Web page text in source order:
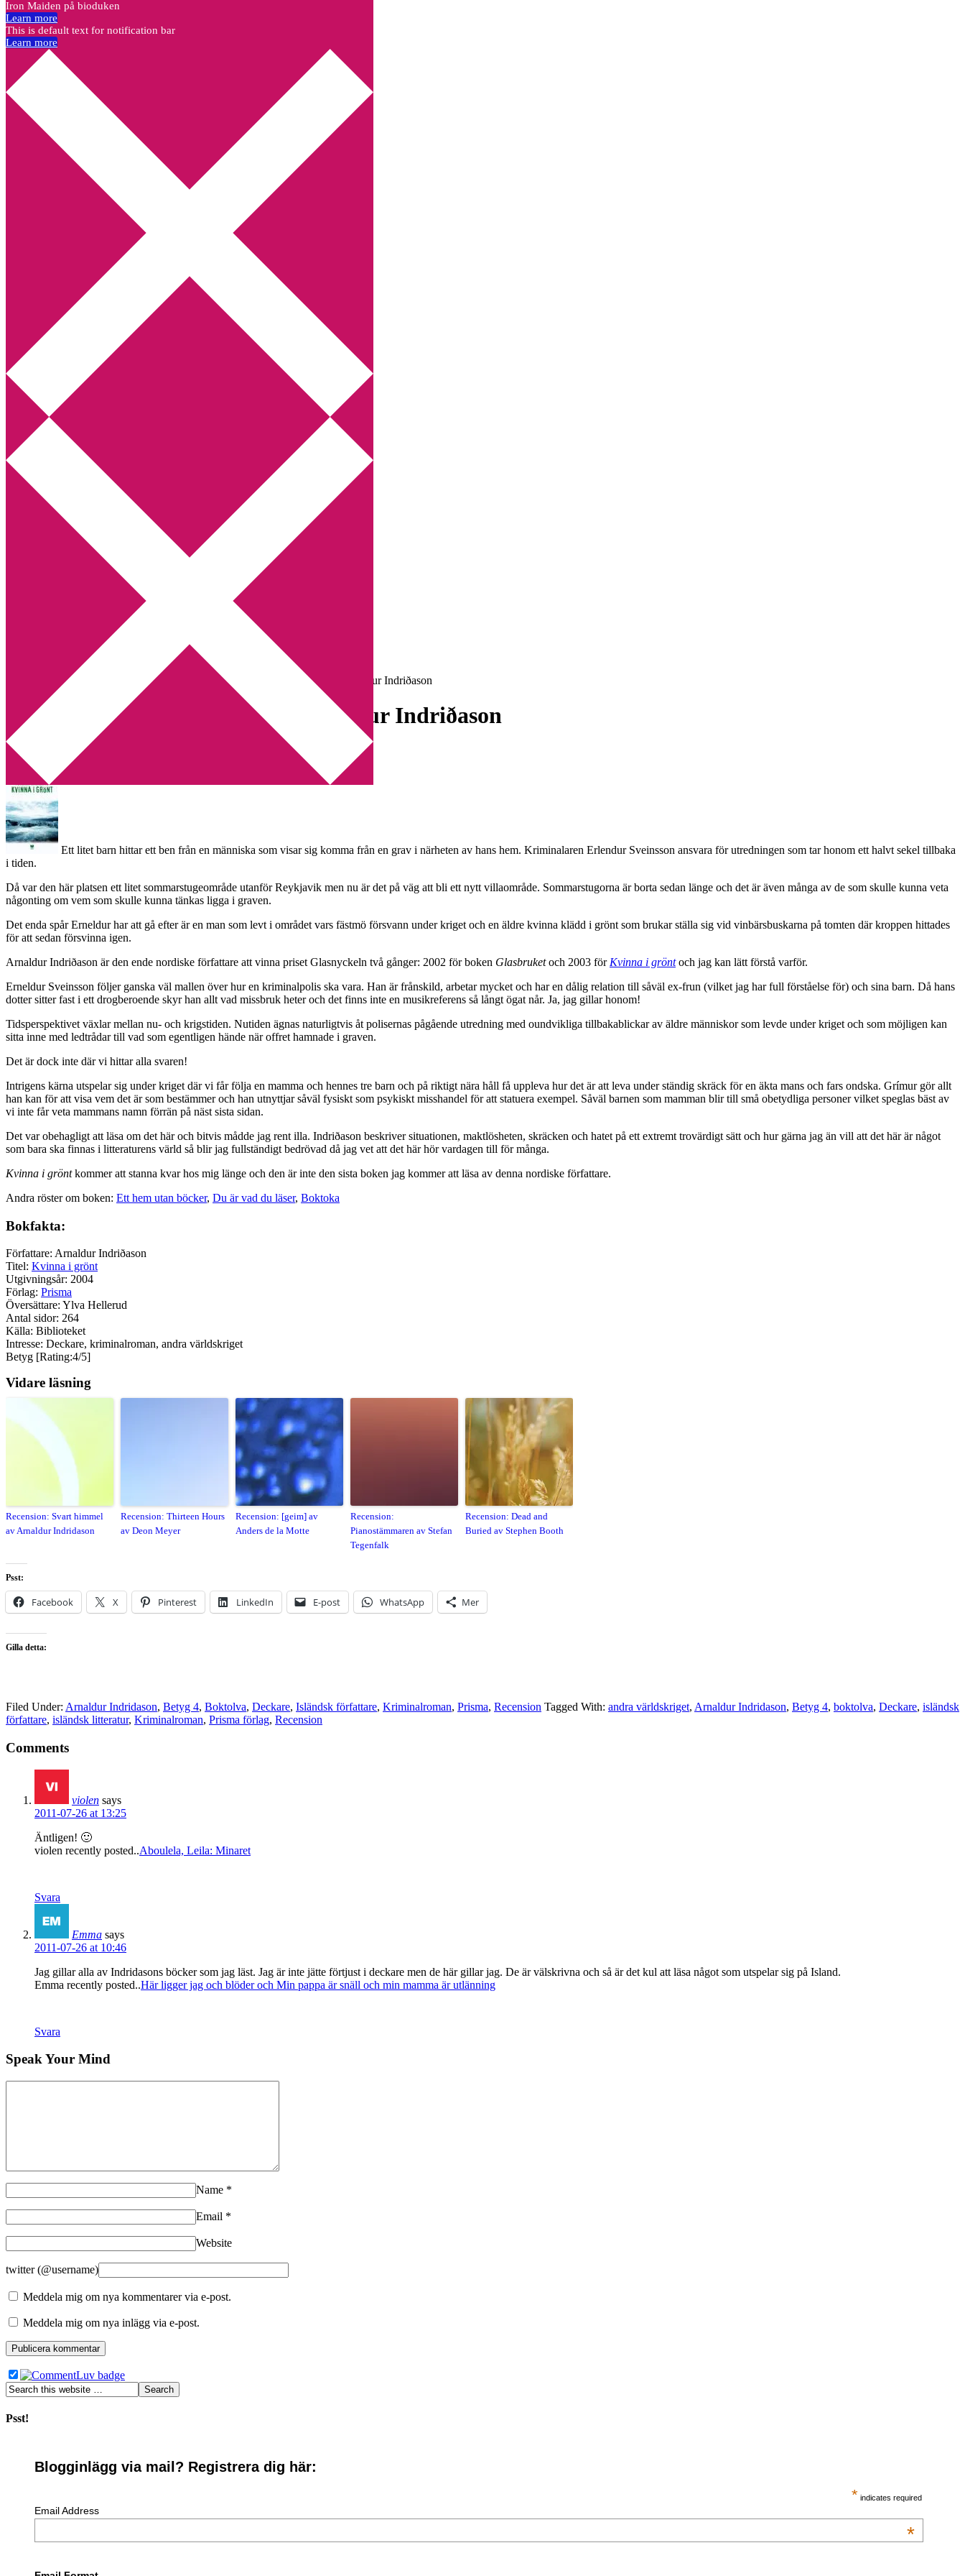
Annikas litteratur- och kulturblogg
Deckare, kriminalromaner, thrillers
Hem
Boktolva
Författarfemman
Kontakt
Webbshop Amazon
Utskriftscentralen
Min tv-blogg
You are here:Home Arnaldur Indridason Recension: Kvinna i grönt av Arnaldur Indriðason
Recension: Kvinna i grönt av Arnaldur Indriðason
2011-07-25 Annika
Ett litet barn hittar ett ben från en människa som visar sig komma från en grav i närheten av hans hem. Kriminalaren Erlendur Sveinsson ansvara för utredningen som tar honom ett halvt sekel tillbaka
i tiden.
Då var den här platsen ett litet sommarstugeområde utanför Reykjavik men nu är det på väg att bli ett nytt villaområde. Sommarstugorna är borta sedan länge och det är även många av de som skulle kunna veta
någonting om vem som skulle kunna tänkas ligga i graven.
Det enda spår Erneldur har att gå efter är en man som levt i området vars fästmö försvann under kriget och en äldre kvinna klädd i grönt som brukar ställa sig vid vinbärsbuskarna på tomten där kroppen hittades
för att sedan försvinna igen.
Arnaldur Indriðason är den ende nordiske författare att vinna priset Glasnyckeln två gånger: 2002 för boken Glasbruketoch 2003 för Kvinna i gröntoch jag kan lätt förstå varför.
Erneldur Sveinsson följer ganska väl mallen över hur en kriminalpolis ska vara. Han är frånskild, arbetar mycket och har en dålig relation till såväl ex-frun (vilket jag har full förståelse för) och sina barn. Då hans
dotter sitter fast i ett drogberoende skyr han allt vad missbruk heter och det finns inte en musikreferens så långt ögat når. Ja, jag gillar honom!
Tidsperspektivet växlar mellan nu- och krigstiden. Nutiden ägnas naturligtvis åt polisernas pågående utredning med oundvikliga tillbakablickar av äldre människor som levde under kriget och som möjligen kan
sitta inne med ledtrådar till vad som egentligen hände när offret hamnade i graven.
Det är dock inte där vi hittar alla svaren!
Intrigens kärna utspelar sig under kriget där vi får följa en mamma och hennes tre barn och på riktigt nära håll få uppleva hur det är att leva under ständig skräck för en äkta mans och fars ondska. Grímur gör allt
han kan för att visa vem det är som bestämmer och han utnyttjar såväl fysiskt som psykiskt misshandel för att statuera exempel. Såväl barnen som mamman blir till små obetydliga personer vilket speglas bäst av
vi inte får veta mammans namn förrän på näst sista sidan.
Det var obehagligt att läsa om det här och bitvis mådde jag rent illa. Indriðason beskriver situationen, maktlösheten, skräcken och hatet på ett extremt trovärdigt sätt och hur gärna jag än vill att det här är något
som bara ska finnas i litteraturens värld så blir jag fullständigt bedrövad då jag vet att det här hör vardagen till för många.
Kvinna i gröntkommer att stanna kvar hos mig länge och den är inte den sista boken jag kommer att läsa av denna nordiske författare.
Andra röster om boken: Ett hem utan böcker, Du är vad du läser, Boktoka
Bokfakta:
Författare: Arnaldur Indriðason
Titel: Kvinna i grönt
Utgivningsår: 2004
Förlag: Prisma
Översättare: Ylva Hellerud
Antal sidor: 264
Källa: Biblioteket
Intresse: Deckare, kriminalroman, andra världskriget
Betyg [Rating:4/5]
Vidare läsning
Recension: Svart himmel
av Arnaldur Indridason
Recension: Thirteen Hours
av Deon Meyer
Recension: [geim] av
Anders de la Motte
Recension:
Pianostämmaren av Stefan
Tegenfalk
Recension: Dead and
Buried av Stephen Booth
Psst:
Facebook X Pinterest LinkedIn E-post WhatsApp Mer
Gilla detta:
Filed Under: Arnaldur Indridason, Betyg 4, Boktolva, Deckare, Isländsk författare, Kriminalroman, Prisma, Recension Tagged With: andra världskriget, Arnaldur Indridason, Betyg 4, boktolva, Deckare, isländsk
författare, isländsk litteratur, Kriminalroman, Prisma förlag, Recension
Comments
violen says
2011-07-26 at 13:25
Äntligen! 🙂
violen recently posted..Aboulela, Leila: Minaret
Svara
Emma says
2011-07-26 at 10:46
Jag gillar alla av Indridasons böcker som jag läst. Jag är inte jätte förtjust i deckare men de här gillar jag. De är välskrivna och så är det kul att läsa något som utspelar sig på Island.
Emma recently posted..Här ligger jag och blöder och Min pappa är snäll och min mamma är utlänning
Svara
Speak Your Mind
Name *
Email *
Website
twitter (@username)
Meddela mig om nya kommentarer via e-post.
Meddela mig om nya inlägg via e-post.
Psst!
Blogginlägg via mail? Registrera dig här:
* indicates required
Email Address
*
Iron Maiden på bioduken
Learn more
This is default text for notification bar
Learn more